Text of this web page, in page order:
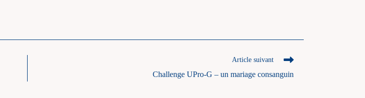
Article suivant
Challenge UPro-G – un mariage consanguin